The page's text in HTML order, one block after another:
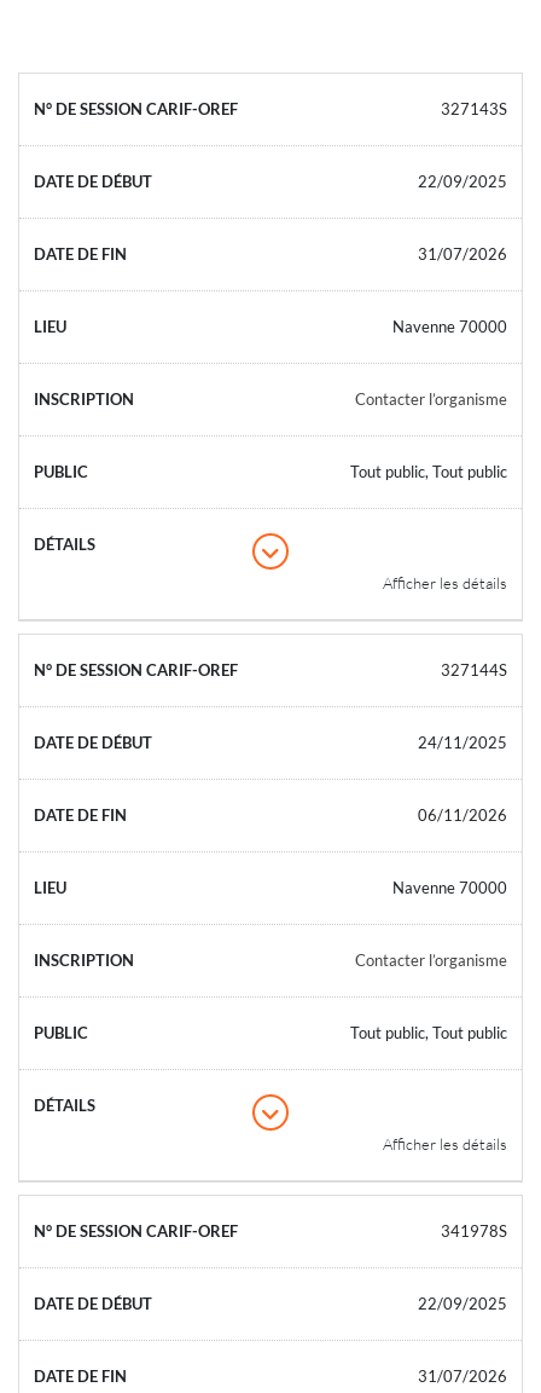
327143S
22/09/2025
31/07/2026
Navenne 70000
Contacter l’organisme
Tout public, Tout public
Afficher les détails
327144S
24/11/2025
06/11/2026
Navenne 70000
Contacter l’organisme
Tout public, Tout public
Afficher les détails
341978S
22/09/2025
31/07/2026